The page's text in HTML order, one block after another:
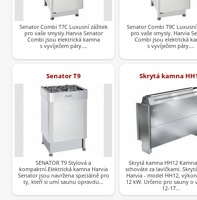
Senator Combi T7C Luxusní zážitek
pro vaše smysly.Harvia Senator
Combi jsou elektrická kamna
s vyvíječem páry.…
Senator Combi T9C
pro vaše smysly. Harvia
Combi jsou elektrická
s vyvíječem páry.…
Senator T9
SENATOR T9 Stylová a
kompaktní.Elektrická kamna Harvia
Senator jsou navržena speciálně pro
ty, kteří si umí saunu opravdu…
Skrytá kamna
Skrytá kamna HH12
schováte za lavičkami.
Harvia - model HH12,
12 kW. Určeno pro sauny o
12-17…